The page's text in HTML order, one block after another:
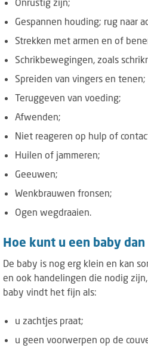
Gespannen houding; rug naar
Strekken met armen en of
Schrikbewegingen, zoals
Spreiden van vingers en tenen;
Teruggeven van voeding;
Afwenden;
Niet reageren op hulp of
Huilen of jammeren;
Geeuwen;
Wenkbrauwen fronsen;
Ogen wegdraaien.
Hoe kunt u een baby
De baby is nog erg klein en kan
en ook handelingen die nodig
baby vindt het fijn als:
u zachtjes praat;
u geen voorwerpen op de